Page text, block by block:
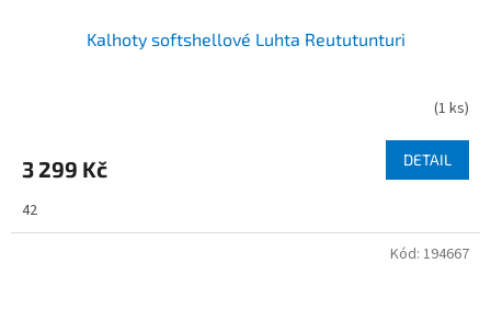
Kalhoty softshellové Luhta Reututunturi
(1 ks)
3 299 Kč DETAIL
42
Kód: 194667